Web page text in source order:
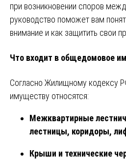
при возникновении споров
руководство поможет вам
внимание и как защитить свои
Что входит в общедомовое
Согласно Жилищному кодексу
имуществу относятся:
Межквартирные
лестницы, коридоры,
Крыши и технические